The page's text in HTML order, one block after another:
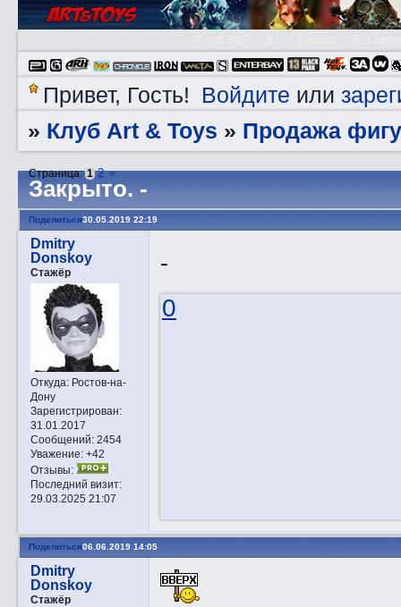
Привет, Гость! Войдите или
» Клуб Art & Toys » Продажа
Закрытo. -
Страница:1 2 »
Поделиться30.05.2019 22:19
Dmitry
Donskoy
Стажёр
Откуда:Ростов-на-
Дону
Зарегистрирован:
31.01.2017
Сообщений:2454
Уважение: +42
Отзывы:
Последний визит:
29.03.2025 21:07
-
0
Поделиться06.06.2019 14:05
Dmitry
Donskoy
Стажёр